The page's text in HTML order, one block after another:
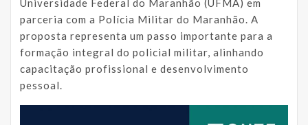
parceria com a Polícia Militar do Maranhão. A
proposta representa um passo importante para a
formação integral do policial militar, alinhando
capacitação profissional e desenvolvimento
pessoal.